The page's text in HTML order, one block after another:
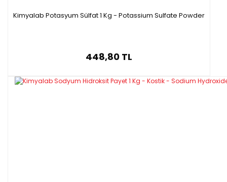
Kimyalab Potasyum Sülfat 1 Kg - Potassium Sulfate Powder
448,80 TL